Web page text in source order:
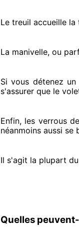
Le treuil accueille
La manivelle, ou
Si vous détenez
s'assurer que le
Enfin, les verrous
néanmoins aussi se
Il s'agit la plupart
Quelles